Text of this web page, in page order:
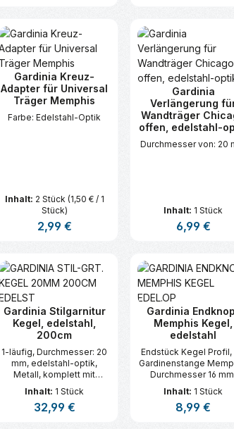
Produkt Anzahl: Gib den
Produkt
Gardinia Kreuz-
Adapter für Universal
Träger Memphis
Farbe: Edelstahl-Optik
Inhalt: 2 Stück (1,50 € / 1
Stück)
Regulärer Preis:
2,99 €
Produkt Anzahl: Gib den
Gardinia
Verlängerung
Wandträger
offen, edelstahl-
Durchmesser von: 20
Inhalt: 1 Stück
Regulärer
6,99 €
Produkt
Gardinia Stilgarnitur
Kegel, edelstahl,
200cm
1-läufig, Durchmesser: 20
mm, edelstahl-optik,
Metall, komplett mit
Metall-Endstücken, -
Trägern, -Ringen mit
Faltenlegehaken und
Inhalt: 1 Stück
Regulärer Preis:
32,99 €
Gardinia
Memphis Kegel,
edelstahl
Endstück Kegel Profil,
Gardinenstange
Durchmesser 16
Metall, edelstahl-
Inhalt: 1 Stück
Regulärer
8,99 €